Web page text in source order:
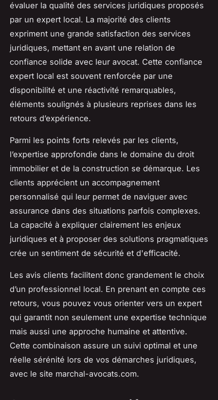
évaluer la qualité des services juridiques proposés
par un expert local. La majorité des clients
expriment une grande satisfaction des services
juridiques, mettant en avant une relation de
confiance solide avec leur avocat. Cette confiance
expert local est souvent renforcée par une
disponibilité et une réactivité remarquables,
éléments soulignés à plusieurs reprises dans les
retours d’expérience.
Parmi les points forts relevés par les clients,
l’expertise approfondie dans le domaine du droit
immobilier et de la construction se démarque. Les
clients apprécient un accompagnement
personnalisé qui leur permet de naviguer avec
assurance dans des situations parfois complexes.
La capacité à expliquer clairement les enjeux
juridiques et à proposer des solutions pragmatiques
crée un sentiment de sécurité et d'efficacité.
Les avis clients facilitent donc grandement le choix
d’un professionnel local. En prenant en compte ces
retours, vous pouvez vous orienter vers un expert
qui garantit non seulement une expertise technique
mais aussi une approche humaine et attentive.
Cette combinaison assure un suivi optimal et une
réelle sérénité lors de vos démarches juridiques,
avec le site marchal-avocats.com.